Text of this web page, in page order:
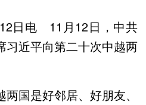
日电 11月12日，中共
习近平向第二十次中越两
国是好邻居、好朋友、